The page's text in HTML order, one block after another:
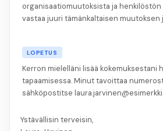
organisaatiomuutoksista ja
vastaa juuri tämänkaltaisen muutoksen
LOPETUS
Kerron mielelläni lisää kokemuksestani
tapaamisessa. Minut tavoittaa
sähköpostitse
Ystävällisin terveisin,